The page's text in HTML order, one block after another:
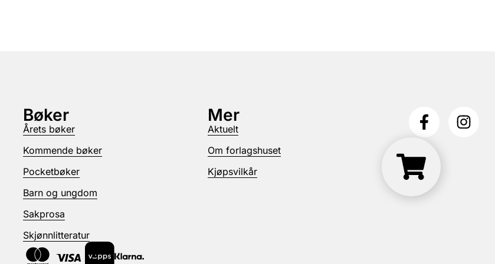
Bøker
Årets bøker
Kommende bøker
Pocketbøker
Barn og ungdom
Sakprosa
Skjønnlitteratur
Mer
Aktuelt
Om forlagshuset
Kjøpsvilkår